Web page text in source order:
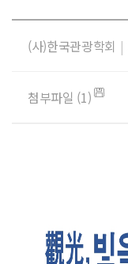
(사)한국관광학회 |
첨부파일 (1)